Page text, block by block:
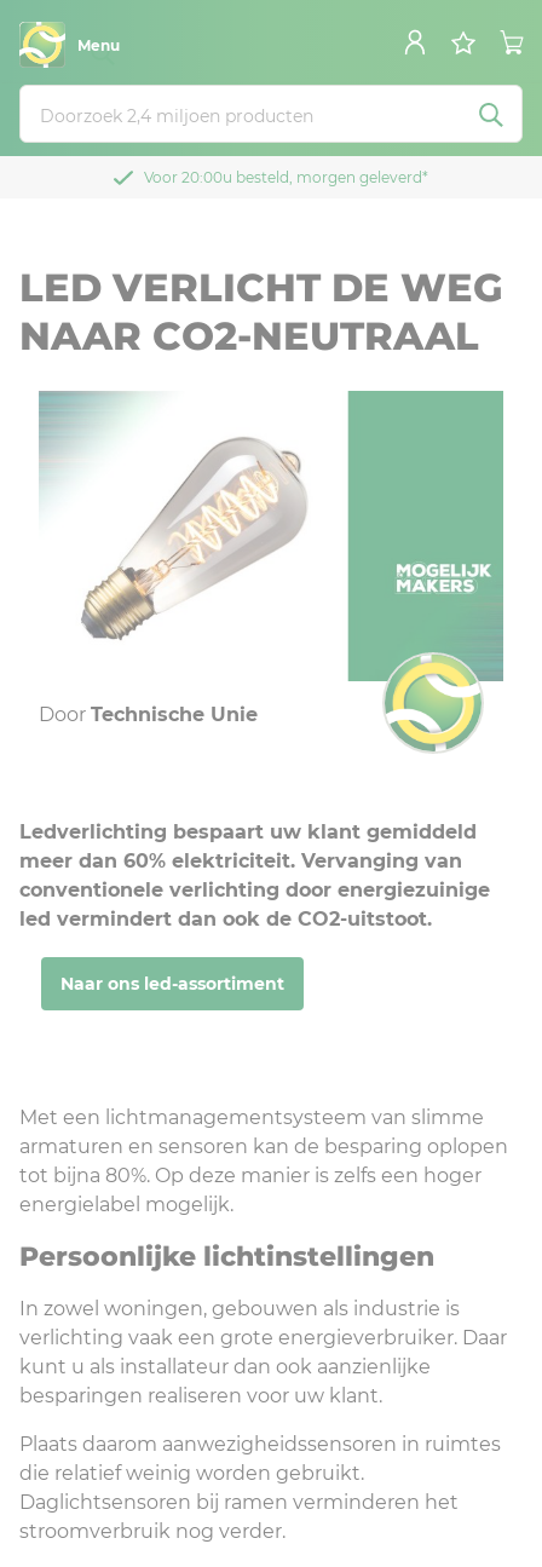
Voor 20:00u besteld, morgen geleverd*
Menu
LED VERLICHT DE WEG
NAAR CO2-NEUTRAAL
Door Technische Unie
Ledverlichting bespaart uw klant gemiddeld
meer dan 60% elektriciteit. Vervanging van
conventionele verlichting door energiezuinige
led vermindert dan ook de CO2-uitstoot.
Naar ons led-assortiment
Met een lichtmanagementsysteem van slimme
armaturen en sensoren kan de besparing oplopen
tot bijna 80%. Op deze manier is zelfs een hoger
energielabel mogelijk.
Persoonlijke lichtinstellingen
In zowel woningen, gebouwen als industrie is
verlichting vaak een grote energieverbruiker. Daar
kunt u als installateur dan ook aanzienlijke
besparingen realiseren voor uw klant.
Plaats daarom aanwezigheidssensoren in ruimtes
die relatief weinig worden gebruikt.
Daglichtsensoren bij ramen verminderen het
stroomverbruik nog verder.